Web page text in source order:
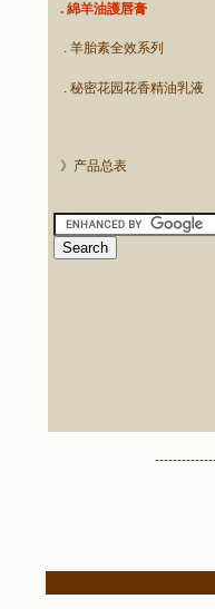
. 綿羊油護唇膏
. 羊胎素全效系列
. 秘密花园花香精油乳液
》产品总表